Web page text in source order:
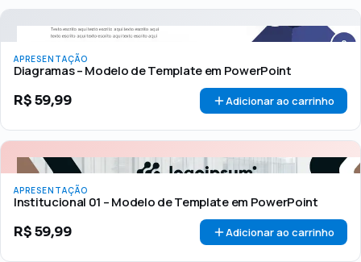
APRESENTAÇÃO
Diagramas – Modelo de Template em PowerPoint
R$59,99 Adicionar ao carrinho
APRESENTAÇÃO
Institucional 01 – Modelo de Template em PowerPoint
R$59,99 Adicionar ao carrinho